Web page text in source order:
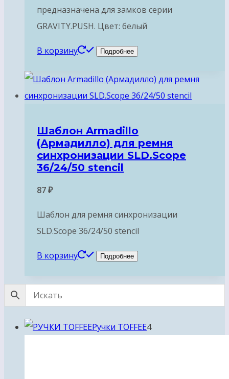
предназначена для замков серии
GRAVITY.PUSH. Цвет: белый
В корзину Подробнее
Шаблон Armadillo
(Армадилло) для ремня
синхронизации SLD.Scope
36/24/50 stencil
87₽
Шаблон для ремня синхронизации
SLD.Scope 36/24/50 stencil
В корзину Подробнее
Ручки TOFFEE44